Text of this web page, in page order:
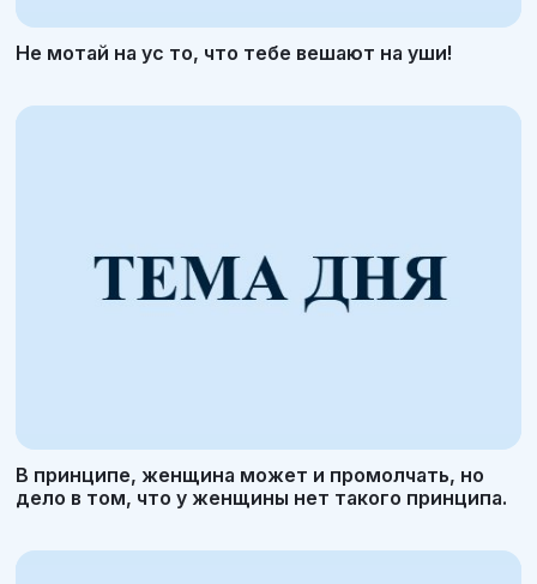
Не мотай на ус то, что тебе вешают на уши!
В принципе, женщина может и промолчать, но
дело в том, что у женщины нет такого принципа.